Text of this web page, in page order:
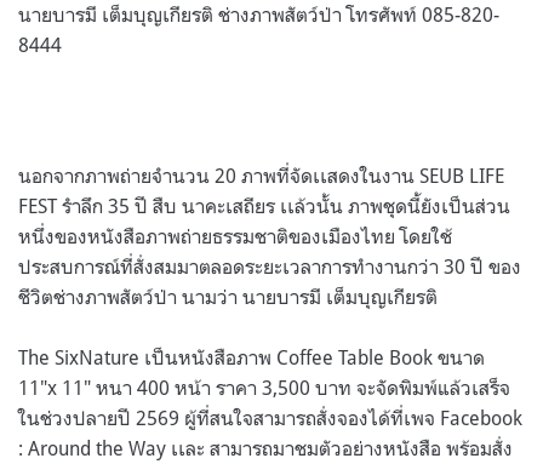
นายบารมี เต็มบุญเกียรติ ช่างภาพสัตว์ป่า โทรศัพท์ 085-820-
8444
นอกจากภาพถ่ายจำนวน 20 ภาพที่จัดเเสดงในงาน SEUB LIFE
FEST รำลึก 35 ปี สืบ นาคะเสถียร เเล้วนั้น ภาพชุดนี้ยังเป็นส่วน
หนึ่งของหนังสือภาพถ่ายธรรมชาติของเมืองไทย โดยใช้
ประสบการณ์ที่สั่งสมมาตลอดระยะเวลาการทำงานกว่า 30 ปี ของ
ชีวิตช่างภาพสัตว์ป่า นามว่า นายบารมี เต็มบุญเกียรติ
The SixNature เป็นหนังสือภาพ Coffee Table Book ขนาด
11″x 11″ หนา 400 หน้า ราคา 3,500 บาท จะจัดพิมพ์แล้วเสร็จ
ในช่วงปลายปี 2569 ผู้ที่สนใจสามารถสั่งจองได้ที่เพจ Facebook
: Around the Way เเละ สามารถมาชมตัวอย่างหนังสือ พร้อมสั่ง